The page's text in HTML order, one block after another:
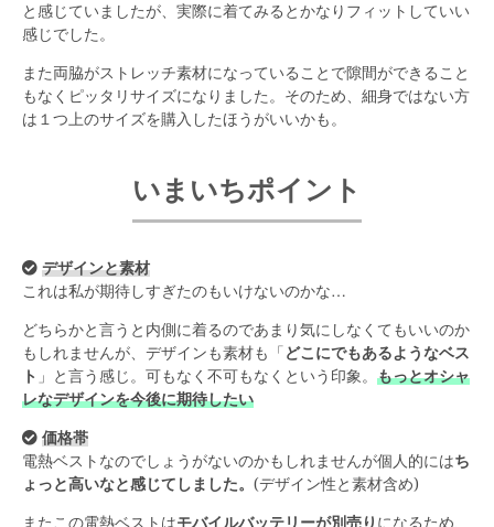
と感じていましたが、実際に着てみるとかなりフィットしていい
感じでした。
また両脇がストレッチ素材になっていることで隙間ができること
もなくピッタリサイズになりました。そのため、細身ではない方
は１つ上のサイズを購入したほうがいいかも。
いまいちポイント
デザインと素材
これは私が期待しすぎたのもいけないのかな…
どちらかと言うと内側に着るのであまり気にしなくてもいいのか
もしれませんが、デザインも素材も「 どこにでもあるようなベス
ト 」と言う感じ。可もなく不可もなくという印象。 もっとオシャ
レなデザインを今後に期待したい
価格帯
電熱ベストなのでしょうがないのかもしれませんが個人的にはち
ょっと高いなと感じてしました。 (デザイン性と素材含め)
またこの電熱ベストはモバイルバッテリーが別売り になるため、